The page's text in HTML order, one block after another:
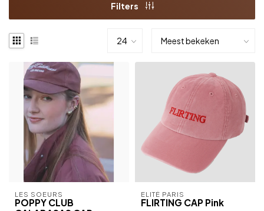
Filters
LES SOEURS
POPPY CLUB
ELITÉ PARIS
FLIRTING CAP Pink